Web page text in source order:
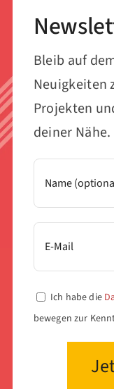
Bleib auf
Neuigkeiten
Projekten
deiner Nähe.
Ich habe die
bewegen zur